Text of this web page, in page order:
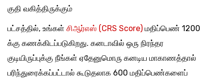
குதி வகித்திருக்கும்
பட்சத்தில், உங்கள் சிஆர்எஸ் (CRS Score) மதிப்பெண் 1200
க்கு கணக்கிடப்படுகிறது. கனடாவில் ஒரு நிரந்தர
குடியிருப்புக்கு நீங்கள் ஏதேனுமொரு கனடிய மாகாணத்தால்
பரிந்துரைக்கப்பட்டால் கூடுதலாக 600 மதிப்பெண்களைப்